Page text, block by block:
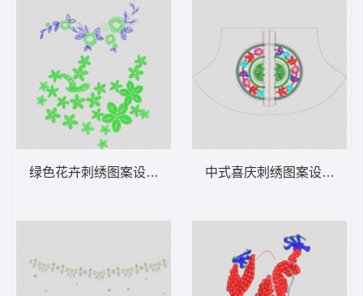
绿色花卉刺绣图案设计 简单花 中式喜庆刺绣图案设计 吉